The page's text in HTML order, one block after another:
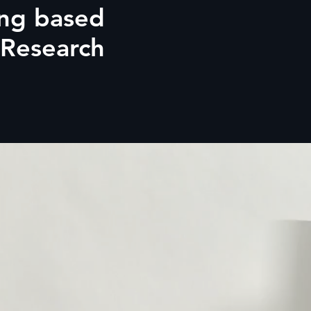
based